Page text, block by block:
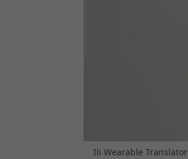
Ili Wearable Translator